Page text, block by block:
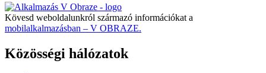
Kövesd weboldalunkról származó információkat a
mobilalkalmazásban – V OBRAZE.
Közösségi hálózatok